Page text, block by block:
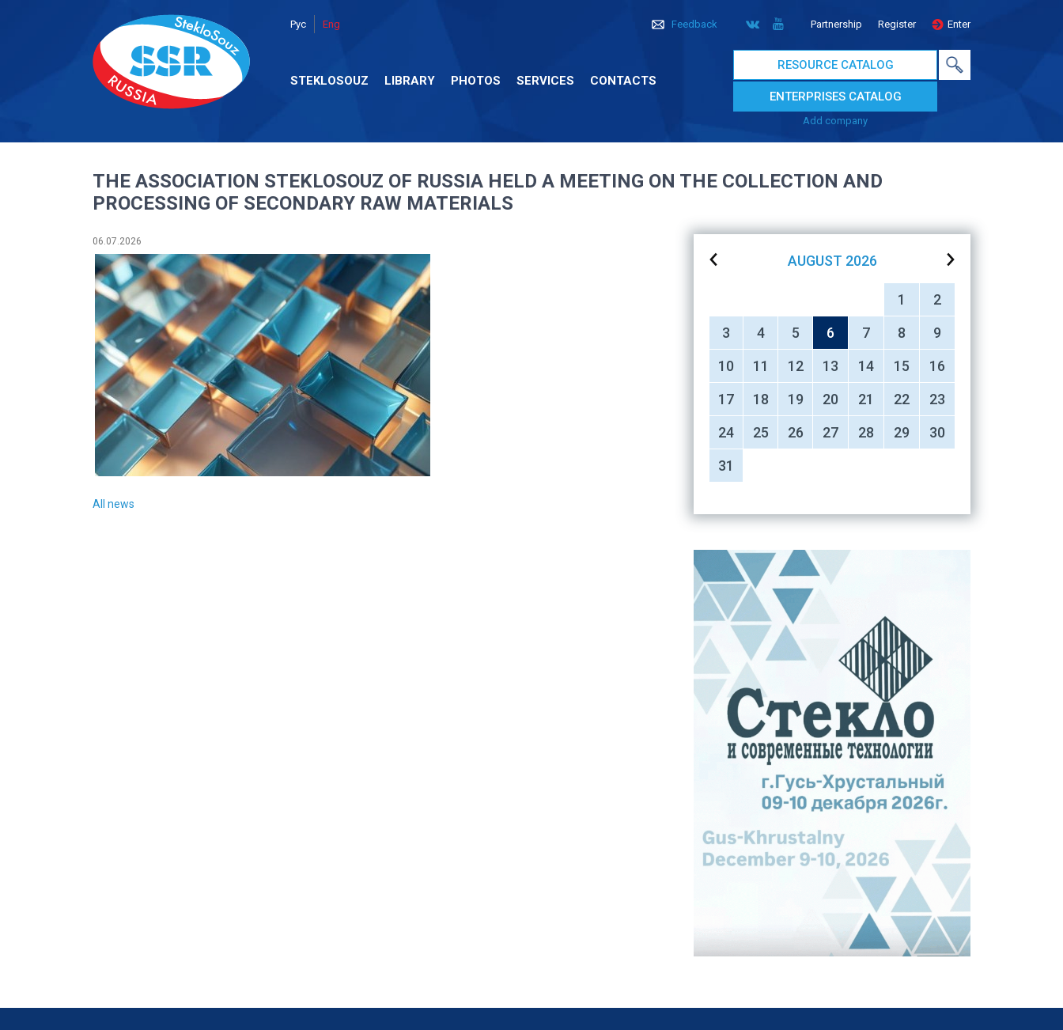
Рус Eng Feedback Partnership Register Enter
STEKLOSOUZ LIBRARY PHOTOS SERVICES CONTACTS
RESOURCE CATALOG
ENTERPRISES CATALOG
Add company
THE ASSOCIATION STEKLOSOUZ OF RUSSIA HELD A MEETING ON THE COLLECTION AND
PROCESSING OF SECONDARY RAW MATERIALS
06.07.2026
All news
AUGUST 2026
1
2
3
4 5 6 7 8
9
10
11 12 13 14 15
16
17
18 19 20 21 22
23
24
25 26 27 28 29
30
31